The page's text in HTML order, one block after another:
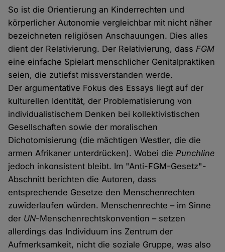
So ist die Orientierung an Kinderrechten und
körperlicher Autonomie vergleichbar mit nicht näher
bezeichneten religiösen Anschauungen. Dies alles
dient der Relativierung. Der Relativierung, dassFGM
eine einfache Spielart menschlicher Genitalpraktiken
seien, die zutiefst missverstanden werde.
Der argumentative Fokus des Essays liegt auf der
kulturellen Identität, der Problematisierung von
individualistischem Denken bei kollektivistischen
Gesellschaften sowie der moralischen
Dichotomisierung (die mächtigen Westler, die die
armen Afrikaner unterdrücken). Wobei diePunchline
jedoch inkonsistent bleibt. Im "Anti-FGM-Gesetz"-
Abschnitt berichten die Autoren, dass
entsprechende Gesetze den Menschenrechten
zuwiderlaufen würden. Menschenrechte – im Sinne
der UN-Menschenrechtskonvention – setzen
allerdings das Individuum ins Zentrum der
Aufmerksamkeit, nicht die soziale Gruppe, was also